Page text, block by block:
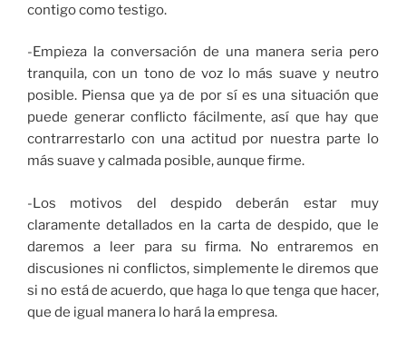
contigo como testigo.
-Empieza la conversación de una manera seria pero
tranquila, con un tono de voz lo más suave y neutro
posible. Piensa que ya de por sí es una situación que
puede generar conflicto fácilmente, así que hay que
contrarrestarlo con una actitud por nuestra parte lo
más suave y calmada posible, aunque firme.
-Los motivos del despido deberán estar muy
claramente detallados en la carta de despido, que le
daremos a leer para su firma. No entraremos en
discusiones ni conflictos, simplemente le diremos que
si no está de acuerdo, que haga lo que tenga que hacer,
que de igual manera lo hará la empresa.